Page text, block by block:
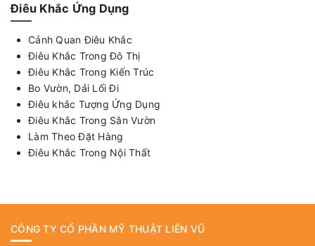
Điêu Khắc Ứng Dụng
Cảnh Quan Điêu Khắc
Điêu Khắc Trong Đô Thị
Điêu Khắc Trong Kiến Trúc
Bo Vườn, Dải Lối Đi
Điêu khắc Tượng Ứng Dụng
Điêu Khắc Trong Sân Vườn
Làm Theo Đặt Hàng
Điêu Khắc Trong Nội Thất
CÔNG TY CỔ PHẦN MỸ THUẬT LIÊN VŨ